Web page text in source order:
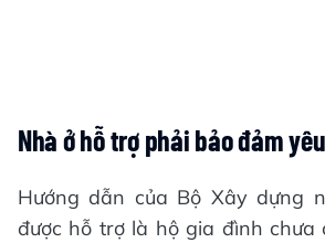
Nhà ở hỗ trợ phải bảo đảm
Hướng dẫn của Bộ Xây dựng
được hỗ trợ là hộ gia đình chưa